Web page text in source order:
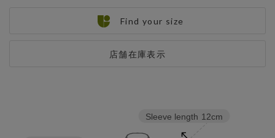
店舗在庫表示
Find your size
Sleeve length 12cm